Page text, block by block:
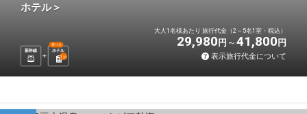
ホテル＞
新幹線 ホテル
選べる
1 泊
大人1名様あたり 旅行代金（2～5名1室・税込）
29,980 円 41,800 円
表示旅行代金について